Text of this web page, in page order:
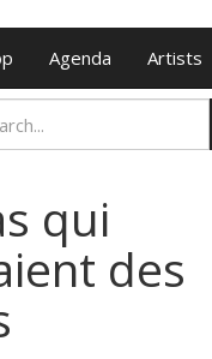
Agenda Artists
qui
des